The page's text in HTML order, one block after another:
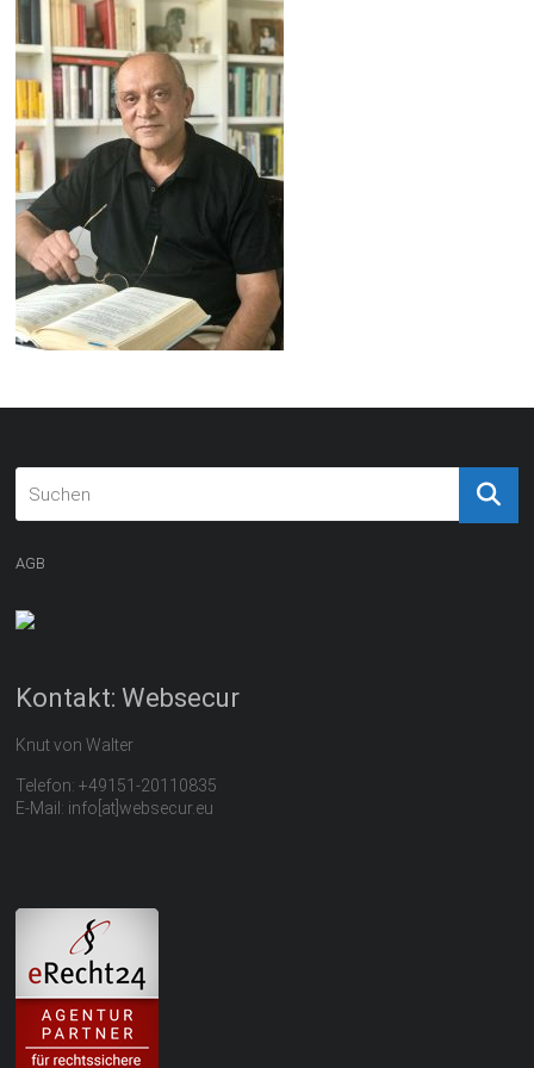
AGB
Kontakt: Websecur
Knut von Walter
Telefon: +49151-20110835
E-Mail: info[at]websecur.eu